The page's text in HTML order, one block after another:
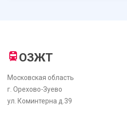
ОЗЖТ
Московская область
г. Орехово-Зуево
ул. Коминтерна д.39